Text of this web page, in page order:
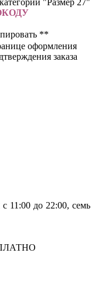
**
оформления
заказа
с 11:00 до 22:00, семь